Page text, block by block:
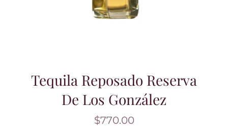
Tequila Reposado Reserva
De Los González
$770.00